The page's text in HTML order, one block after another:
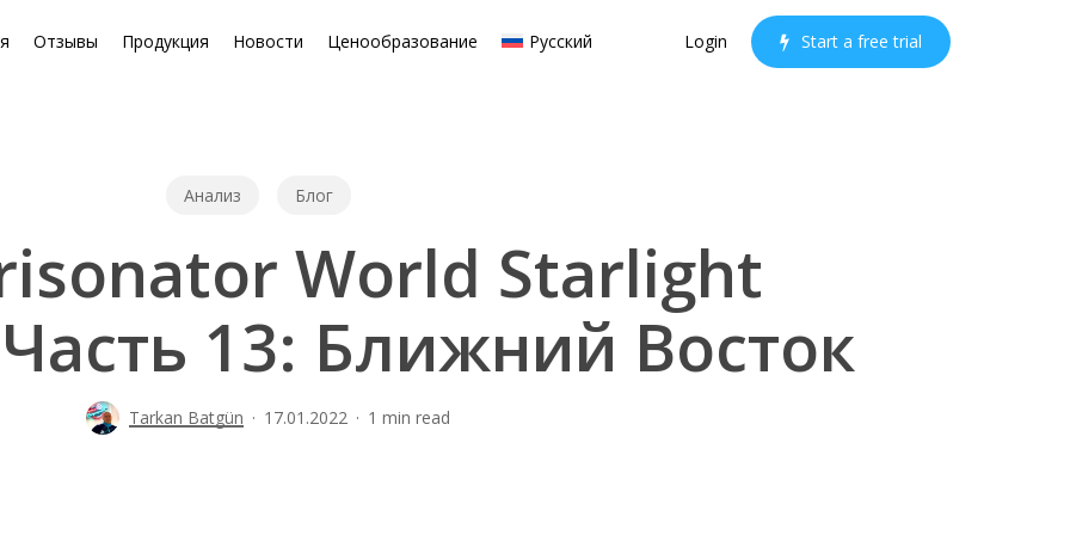
Отзывы Продукция Новости Ценообразование Русский Login Start a free trial
Анализ Блог
World Starlight
13: Ближний Восток
Tarkan Batgün 17.01.2022 1 min read